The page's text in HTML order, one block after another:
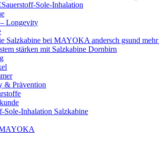
Sauerstoff-Sole-Inhalation
Longevity
Salzkabine bei MAYOKA andersch gsund
stärken mit Salzkabine Dornbirn
& Prävention
Sole-Inhalation Salzkabine